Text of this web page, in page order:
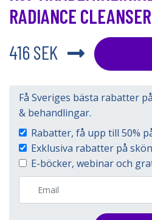
RADIANCE
416 SEK
Få Sveriges bästa rabatter
& behandlingar.
Rabatter, få upp till 50%
Exklusiva rabatter på
E-böcker, webinar och